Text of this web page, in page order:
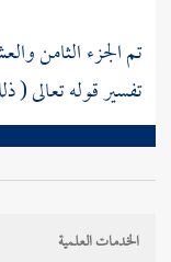
تم الجزء الثامن
تفسير قوله تعالى (
الخدمات العلمية